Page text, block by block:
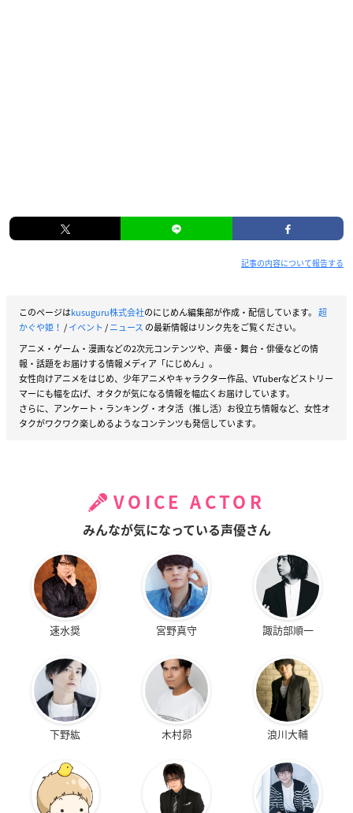
記事の内容について報告する
このページはkusuguru株式会社のにじめん編集部が作成・配信しています。 超
かぐや姫！ /イベント /ニュース の最新情報はリンク先をご覧ください。
アニメ・ゲーム・漫画などの2次元コンテンツや、声優・舞台・俳優などの情
報・話題をお届けする情報メディア「にじめん」。
女性向けアニメをはじめ、少年アニメやキャラクター作品、VTuberなどストリー
マーにも幅を広げ、オタクが気になる情報を幅広くお届けしています。
さらに、アンケート・ランキング・オタ活（推し活）お役立ち情報など、女性オ
タクがワクワク楽しめるようなコンテンツも発信しています。
VOICE ACTOR
みんなが気になっている声優さん
速水奨 宮野真守 諏訪部順一
下野紘 木村昴 浪川大輔